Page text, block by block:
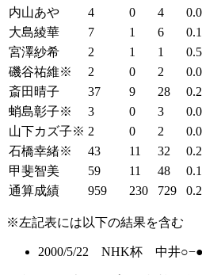
内山あや
4 0 4
大島綾華
7 1 6
宮澤紗希
2 1 1
磯谷祐維※
2 0 2
斎田晴子
37 9 28
蛸島彰子※
3 0 3
山下カズ子※ 2 0 2
石橋幸緒※
43 11 32
甲斐智美
59 11 48
通算成績
959 230 729
※左記表には以下の結果を含む
2000/5/22 NHK杯 中井